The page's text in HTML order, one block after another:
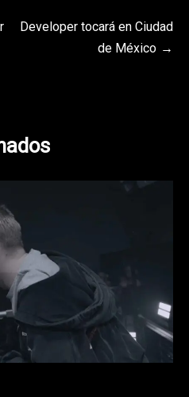
Developer tocará en Ciudad
de México